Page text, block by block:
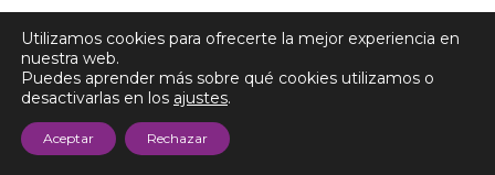
Utilizamos cookies para ofrecerte la mejor experiencia en
nuestra web.
Puedes aprender más sobre qué cookies utilizamos o
desactivarlas en los ajustes.
Aceptar Rechazar